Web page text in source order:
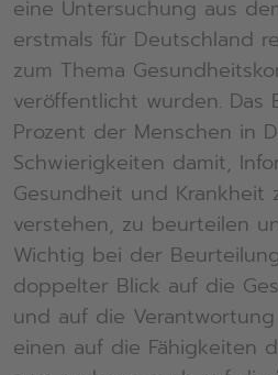
eine Untersuchung aus
erstmals für Deutschland
zum Thema
veröffentlicht wurden. Das
Prozent der Menschen in
Schwierigkeiten damit,
Gesundheit und Krankheit
verstehen, zu beurteilen
Wichtig bei der
doppelter Blick auf die
und auf die
einen auf die Fähigkeiten